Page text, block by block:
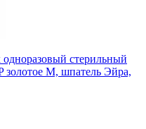
стерильный
M, шпатель Эйра,